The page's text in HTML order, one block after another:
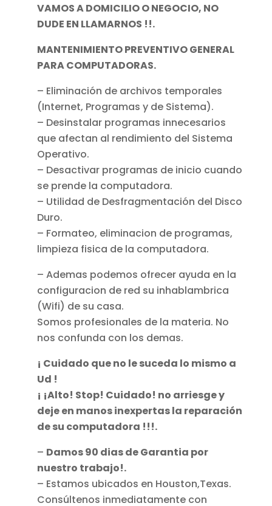
VAMOS A DOMICILIO O NEGOCIO, NO
DUDE EN LLAMARNOS !!.
MANTENIMIENTO PREVENTIVO GENERAL
PARA COMPUTADORAS.
– Eliminación de archivos temporales
(Internet, Programas y de Sistema).
– Desinstalar programas innecesarios
que afectan al rendimiento del Sistema
Operativo.
– Desactivar programas de inicio cuando
se prende la computadora.
– Utilidad de Desfragmentación del Disco
Duro.
– Formateo, eliminacion de programas,
limpieza fisica de la computadora.
– Ademas podemos ofrecer ayuda en la
configuracion de red su inhablambrica
(Wifi) de su casa.
Somos profesionales de la materia. No
nos confunda con los demas.
¡ Cuidado que no le suceda lo mismo a
Ud !
¡ ¡Alto! Stop! Cuidado! no arriesge y
deje en manos inexpertas la reparación
de su computadora !!!.
– Damos 90 dias de Garantia por
nuestro trabajo!.
– Estamos ubicados en Houston,Texas.
Consúltenos inmediatamente con